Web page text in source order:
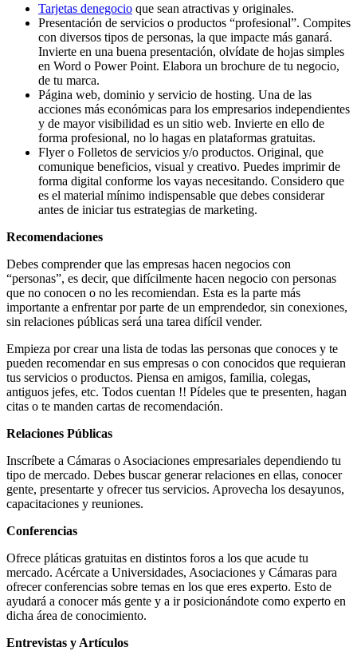
Tarjetas denegocio que sean atractivas y originales.
Presentación de servicios o productos “profesional”. Compites
con diversos tipos de personas, la que impacte más ganará.
Invierte en una buena presentación, olvídate de hojas simples
en Word o Power Point. Elabora un brochure de tu negocio,
de tu marca.
Página web, dominio y servicio de hosting. Una de las
acciones más económicas para los empresarios independientes
y de mayor visibilidad es un sitio web. Invierte en ello de
forma profesional, no lo hagas en plataformas gratuitas.
Flyer o Folletos de servicios y/o productos. Original, que
comunique beneficios, visual y creativo. Puedes imprimir de
forma digital conforme los vayas necesitando. Considero que
es el material mínimo indispensable que debes considerar
antes de iniciar tus estrategias de marketing.
Recomendaciones
Debes comprender que las empresas hacen negocios con
“personas”, es decir, que difícilmente hacen negocio con personas
que no conocen o no les recomiendan. Esta es la parte más
importante a enfrentar por parte de un emprendedor, sin conexiones,
sin relaciones públicas será una tarea difícil vender.
Empieza por crear una lista de todas las personas que conoces y te
pueden recomendar en sus empresas o con conocidos que requieran
tus servicios o productos. Piensa en amigos, familia, colegas,
antiguos jefes, etc. Todos cuentan !! Pídeles que te presenten, hagan
citas o te manden cartas de recomendación.
Relaciones Públicas
Inscríbete a Cámaras o Asociaciones empresariales dependiendo tu
tipo de mercado. Debes buscar generar relaciones en ellas, conocer
gente, presentarte y ofrecer tus servicios. Aprovecha los desayunos,
capacitaciones y reuniones.
Conferencias
Ofrece pláticas gratuitas en distintos foros a los que acude tu
mercado. Acércate a Universidades, Asociaciones y Cámaras para
ofrecer conferencias sobre temas en los que eres experto. Esto de
ayudará a conocer más gente y a ir posicionándote como experto en
dicha área de conocimiento.
Entrevistas y Artículos